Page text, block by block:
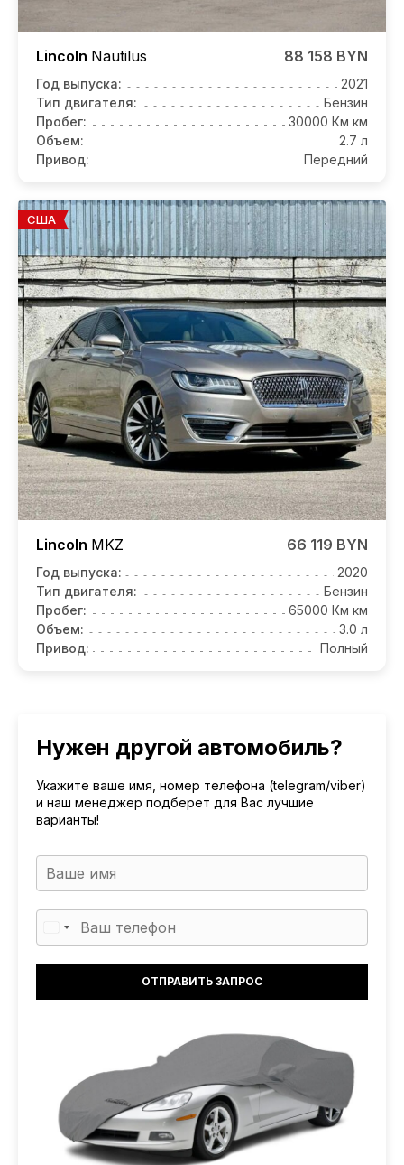
Lincoln Nautilus 88 158 BYN
Год выпуска:
2021
Тип двигателя:
Бензин
Пробег:
30000 Км км
Объем:
2.7 л
Привод:
Передний
США
Lincoln MKZ 66 119 BYN
Год выпуска:
2020
Тип двигателя:
Бензин
Пробег:
65000 Км км
Объем:
3.0 л
Привод:
Полный
Нужен другой автомобиль?
Укажите ваше имя, номер телефона (telegram/viber)
и наш менеджер подберет для Вас лучшие
варианты!